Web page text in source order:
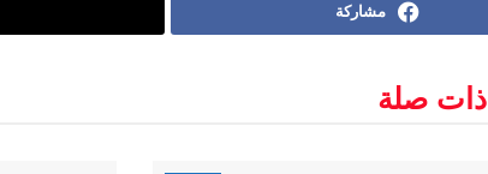
مشاركة
ذات صلة